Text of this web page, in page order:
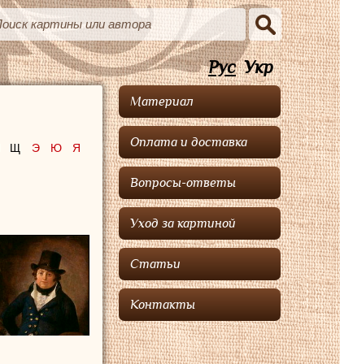
Рус Укр
Щ Э Ю Я
Материал
Оплата и доставка
Вопросы-ответы
Уход за картиной
Статьи
Контакты